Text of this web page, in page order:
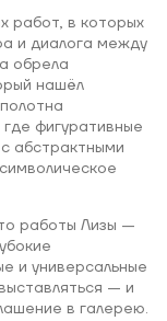
работ, в которых
и диалога между
обрела
нашёл
фигуративные
абстрактными
работы Лизы —
и универсальные
— и
в галерею.